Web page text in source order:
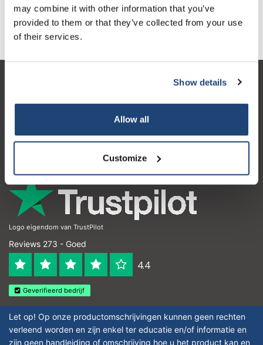
may combine it with other information that you’ve
provided to them or that they’ve collected from your use
of their services.
Show details
Allow all
Customize
Informatie
Contactgegevens
Logo eigendom van TrustPilot
Reviews 273 - Goed
4.4
Geverifieerd bedrijf
Let op! Op onze productomschrijvingen kunnen geen rechten
verleend worden en zijn enkel ter educatie en/of informatie en
zijn geen handleiding of omschrijving hoe u het product kan en